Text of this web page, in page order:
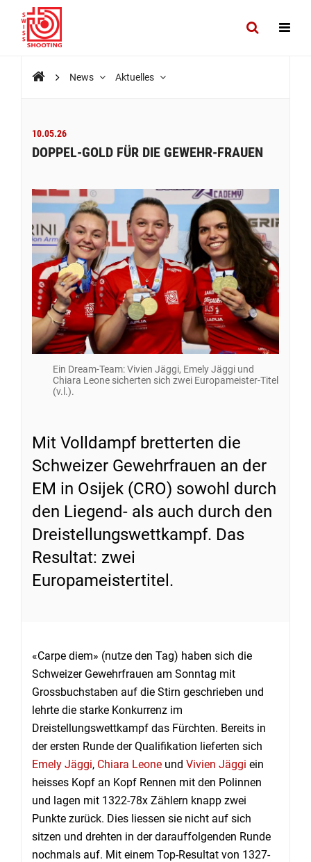
News Aktuelles
10.05.26
DOPPEL-GOLD FÜR DIE GEWEHR-FRAUEN
Ein Dream-Team: Vivien Jäggi, Emely Jäggi und
Chiara Leone sicherten sich zwei Europameister-Titel
(v.l.).
Mit Volldampf bretterten die
Schweizer Gewehrfrauen an der
EM in Osijek (CRO) sowohl durch
den Liegend- als auch durch den
Dreistellungswettkampf. Das
Resultat: zwei
Europameistertitel.
«Carpe diem» (nutze den Tag) haben sich die
Schweizer Gewehrfrauen am Sonntag mit
Grossbuchstaben auf die Stirn geschrieben und
lehrte die starke Konkurrenz im
Dreistellungswettkampf das Fürchten. Bereits in
der ersten Runde der Qualifikation lieferten sich
Emely Jäggi, Chiara Leone und Vivien Jäggi ein
heisses Kopf an Kopf Rennen mit den Polinnen
und lagen mit 1322-78x Zählern knapp zwei
Punkte zurück. Dies liessen sie nicht auf sich
sitzen und drehten in der darauffolgenden Runde
nochmals auf. Mit einem Top-Resultat von 1327-